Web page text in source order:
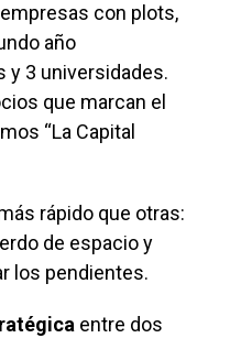
con plots,
año
y 3 universidades.
que marcan el
“La Capital
rápido que otras:
de espacio y
los pendientes.
entre dos